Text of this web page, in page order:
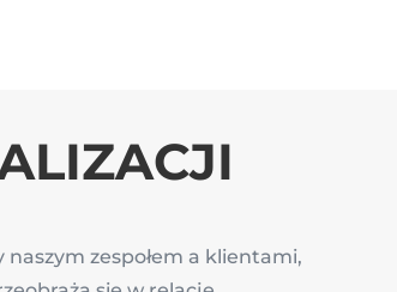
zespołem a klientami,